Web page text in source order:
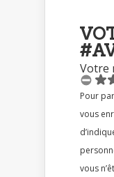
Votre
Pour participer à
vous
personnel
vous